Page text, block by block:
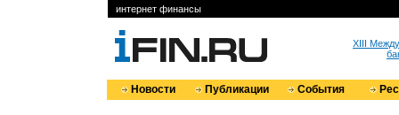
интернет финансы
XIII
Новости Публикации События